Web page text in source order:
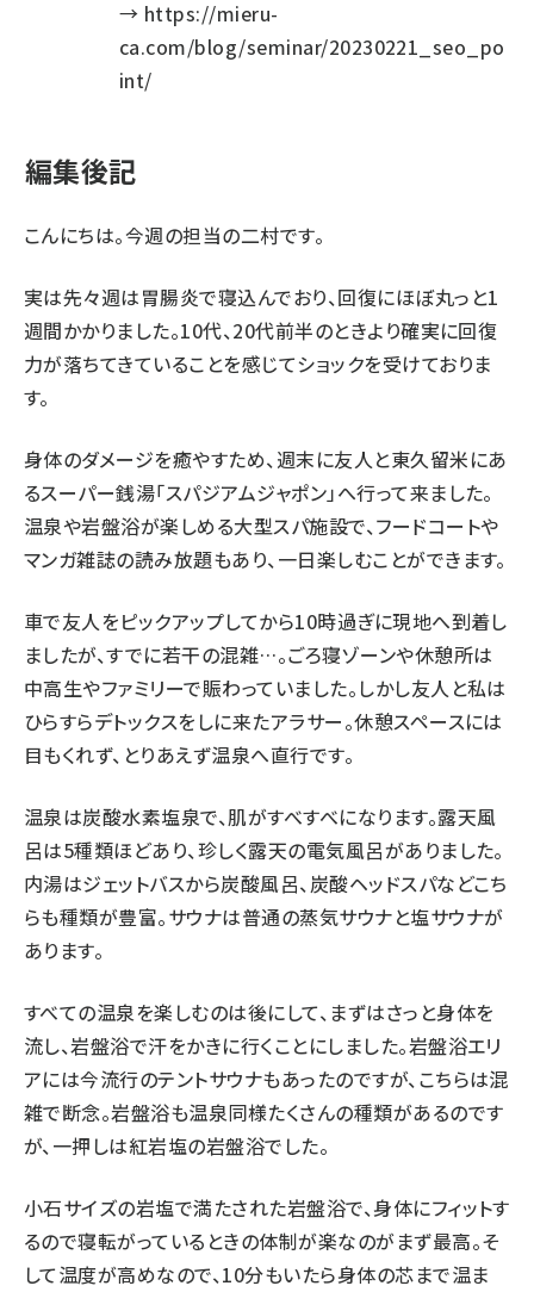
→ https://mieru-
ca.com/blog/seminar/20230221_seo_po
int/
編集後記
こんにちは。今週の担当の二村です。
実は先々週は胃腸炎で寝込んでおり、回復にほぼ丸っと1
週間かかりました。10代、20代前半のときより確実に回復
力が落ちてきていることを感じてショックを受けておりま
す。
身体のダメージを癒やすため、週末に友人と東久留米にあ
るスーパー銭湯「スパジアムジャポン」へ行って来ました。
温泉や岩盤浴が楽しめる大型スパ施設で、フードコートや
マンガ雑誌の読み放題もあり、一日楽しむことができます。
車で友人をピックアップしてから10時過ぎに現地へ到着し
ましたが、すでに若干の混雑…。ごろ寝ゾーンや休憩所は
中高生やファミリーで賑わっていました。しかし友人と私は
ひらすらデトックスをしに来たアラサー。休憩スペースには
目もくれず、とりあえず温泉へ直行です。
温泉は炭酸水素塩泉で、肌がすべすべになります。露天風
呂は5種類ほどあり、珍しく露天の電気風呂がありました。
内湯はジェットバスから炭酸風呂、炭酸ヘッドスパなどこち
らも種類が豊富。サウナは普通の蒸気サウナと塩サウナが
あります。
すべての温泉を楽しむのは後にして、まずはさっと身体を
流し、岩盤浴で汗をかきに行くことにしました。岩盤浴エリ
アには今流行のテントサウナもあったのですが、こちらは混
雑で断念。岩盤浴も温泉同様たくさんの種類があるのです
が、一押しは紅岩塩の岩盤浴でした。
小石サイズの岩塩で満たされた岩盤浴で、身体にフィットす
るので寝転がっているときの体制が楽なのがまず最高。そ
して温度が高めなので、10分もいたら身体の芯まで温ま